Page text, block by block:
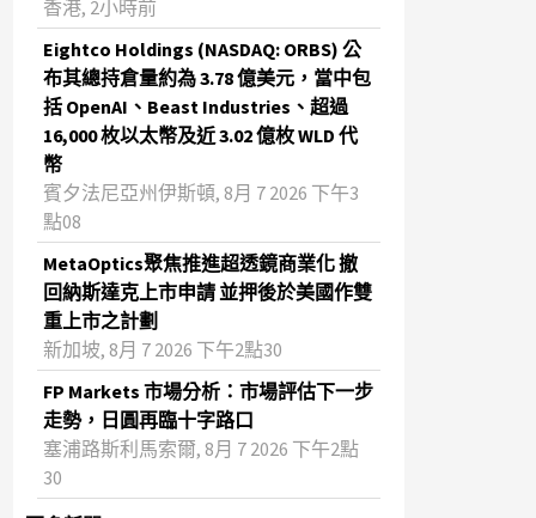
香港, 2小時前
Eightco Holdings (NASDAQ: ORBS) 公
布其總持倉量約為 3.78 億美元，當中包
括 OpenAI、Beast Industries、超過
16,000 枚以太幣及近 3.02 億枚 WLD 代
幣
賓夕法尼亞州伊斯頓, 8月 7 2026 下午3
點08
MetaOptics聚焦推進超透鏡商業化 撤
回納斯達克上市申請 並押後於美國作雙
重上市之計劃
新加坡, 8月 7 2026 下午2點30
FP Markets 市場分析：市場評估下一步
走勢，日圓再臨十字路口
塞浦路斯利馬索爾, 8月 7 2026 下午2點
30